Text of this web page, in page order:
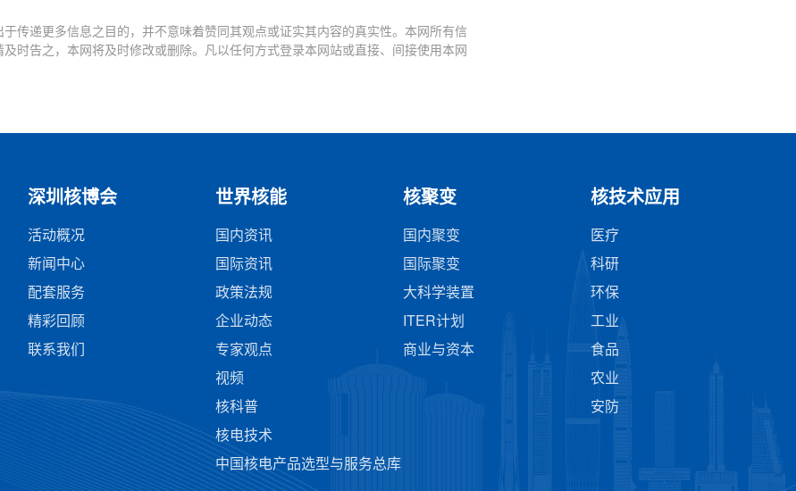
传递更多信息之目的，并不意味着赞同其观点或证实其内容的真实性。本网所有信
时告之，本网将及时修改或删除。凡以任何方式登录本网站或直接、间接使用本网
深圳核博会
活动概况
新闻中心
配套服务
精彩回顾
联系我们
世界核能
国内资讯
国际资讯
政策法规
企业动态
专家观点
视频
核科普
核电技术
中国核电产品选型与服务总库
核聚变
国内聚变
国际聚变
大科学装置
ITER计划
商业与资本
核技术应用
医疗
科研
环保
工业
食品
农业
安防